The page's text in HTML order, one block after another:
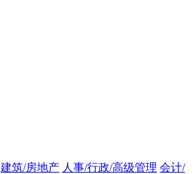
建筑/房地产 人事/行政/高级管理 会计/